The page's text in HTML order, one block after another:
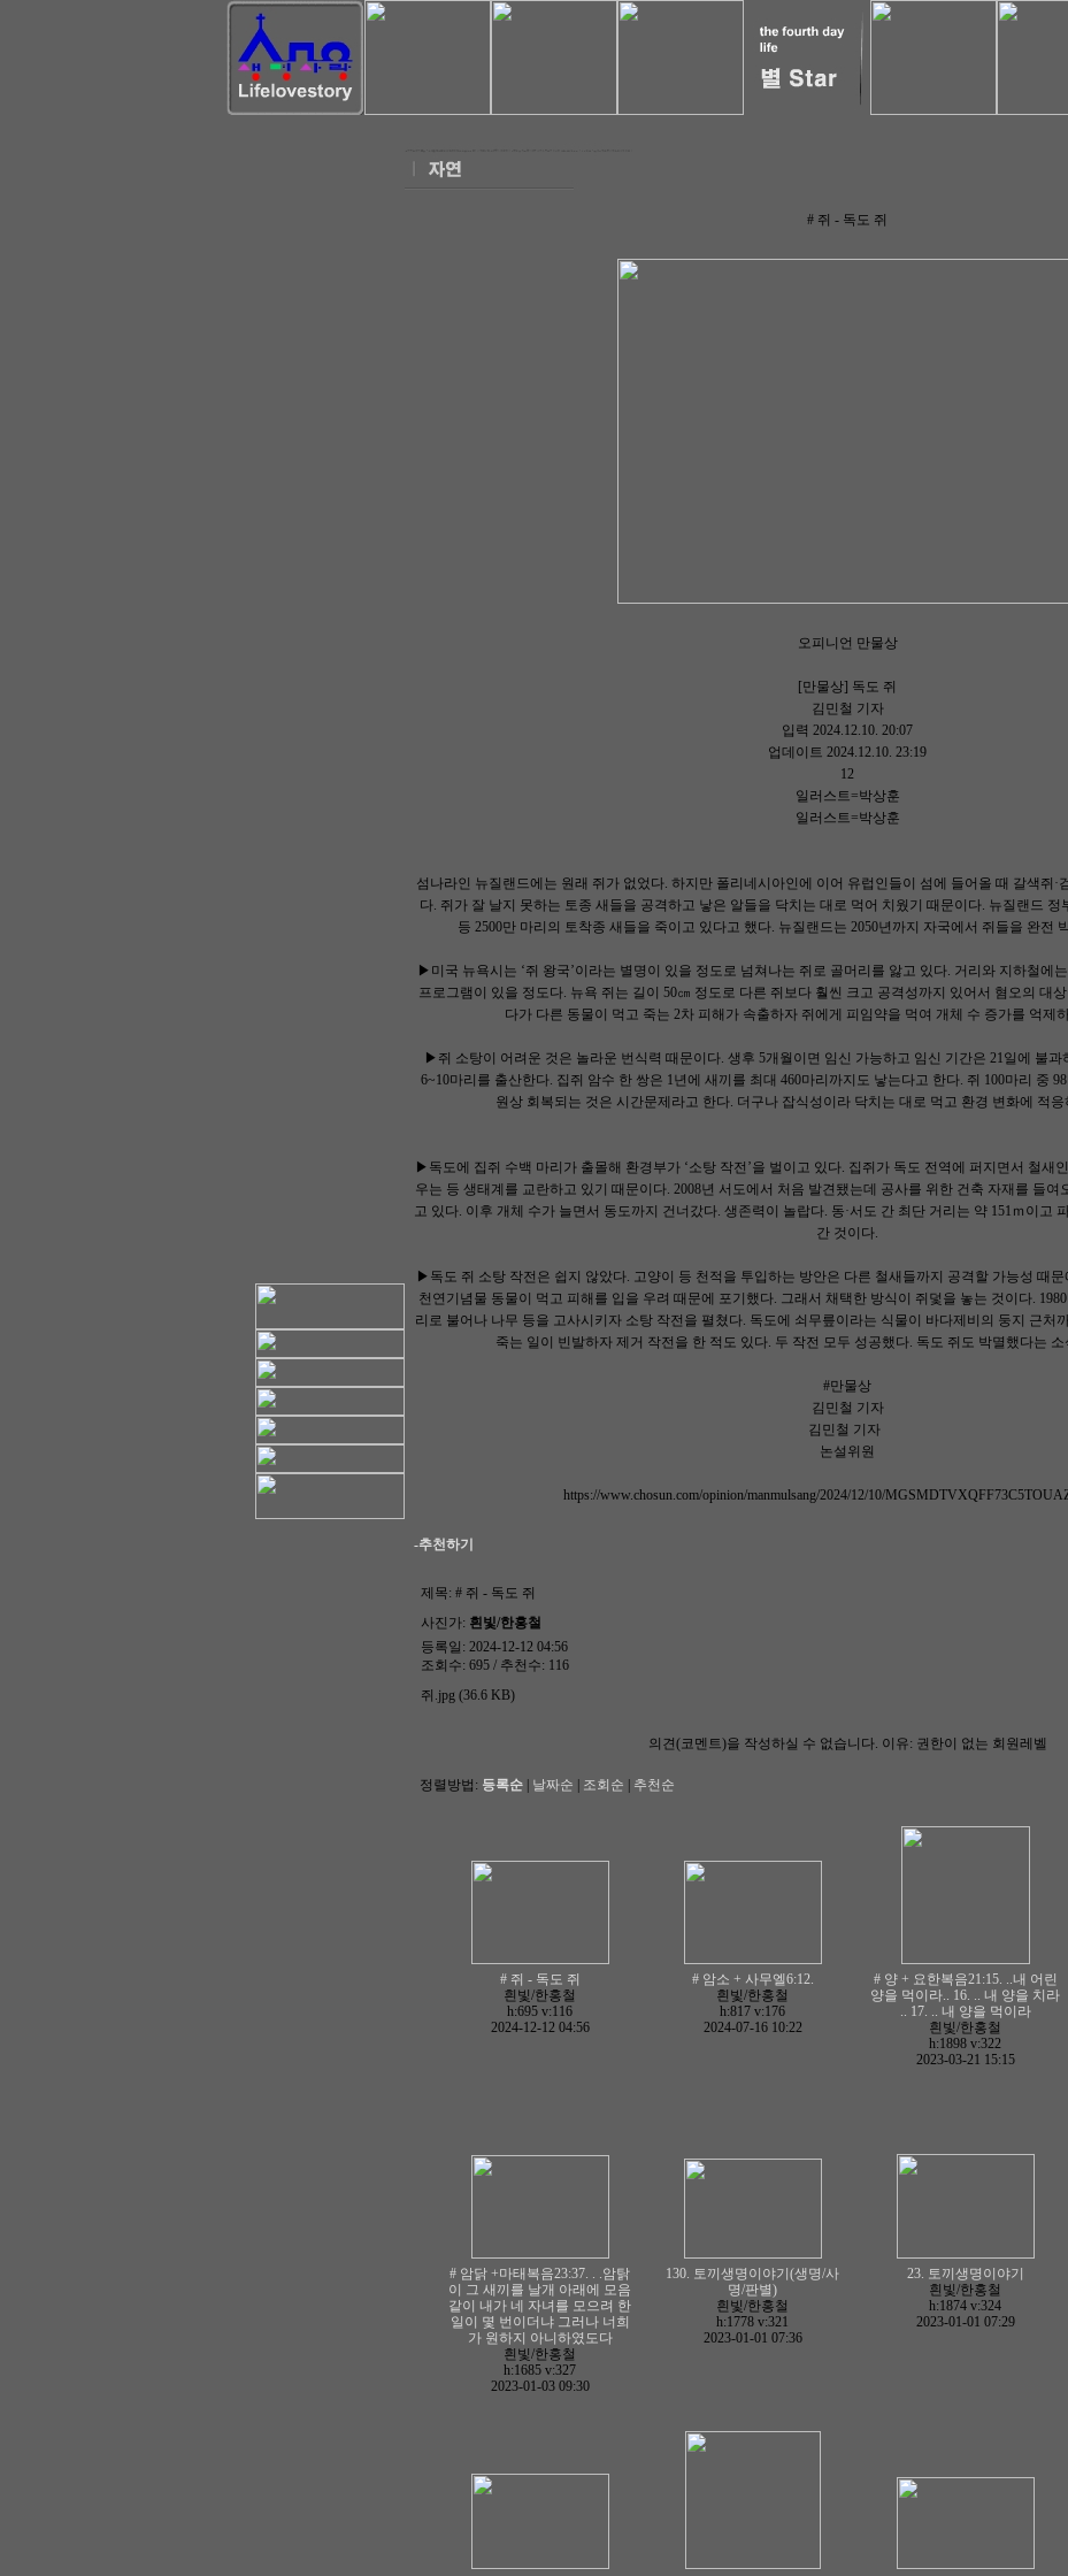
# 쥐 - 독도 쥐
오피니언 만물상
[만물상] 독도 쥐
김민철 기자
입력 2024.12.10. 20:07
업데이트 2024.12.10. 23:19
12
일러스트=박상훈
일러스트=박상훈
섬나라인 뉴질랜드에는 원래 쥐가 없었다. 하지만 폴리네시아인에 이어 유럽인들이 섬에 들어올 때 갈색쥐·
다. 쥐가 잘 날지 못하는 토종 새들을 공격하고 낳은 알들을 닥치는 대로 먹어 치웠기 때문이다. 뉴질랜드 정
등 2500만 마리의 토착종 새들을 죽이고 있다고 했다. 뉴질랜드는 2050년까지 자국에서 쥐들을 완전
▶미국 뉴욕시는 ‘쥐 왕국’이라는 별명이 있을 정도로 넘쳐나는 쥐로 골머리를 앓고 있다. 거리와 지하철에
프로그램이 있을 정도다. 뉴욕 쥐는 길이 50㎝ 정도로 다른 쥐보다 훨씬 크고 공격성까지 있어서 혐오의 대
다가 다른 동물이 먹고 죽는 2차 피해가 속출하자 쥐에게 피임약을 먹여 개체 수 증가를 억제
▶쥐 소탕이 어려운 것은 놀라운 번식력 때문이다. 생후 5개월이면 임신 가능하고 임신 기간은 21일에 불과
6~10마리를 출산한다. 집쥐 암수 한 쌍은 1년에 새끼를 최대 460마리까지도 낳는다고 한다. 쥐 100마리 중
원상 회복되는 것은 시간문제라고 한다. 더구나 잡식성이라 닥치는 대로 먹고 환경 변화에 적
▶독도에 집쥐 수백 마리가 출몰해 환경부가 ‘소탕 작전’을 벌이고 있다. 집쥐가 독도 전역에 퍼지면서 철새
우는 등 생태계를 교란하고 있기 때문이다. 2008년 서도에서 처음 발견됐는데 공사를 위한 건축 자재를 들
고 있다. 이후 개체 수가 늘면서 동도까지 건너갔다. 생존력이 놀랍다. 동·서도 간 최단 거리는 약 151ｍ이고
간 것이다.
▶독도 쥐 소탕 작전은 쉽지 않았다. 고양이 등 천적을 투입하는 방안은 다른 철새들까지 공격할 가능성 때
천연기념물 동물이 먹고 피해를 입을 우려 때문에 포기했다. 그래서 채택한 방식이 쥐덫을 놓는 것이다.
리로 불어나 나무 등을 고사시키자 소탕 작전을 펼쳤다. 독도에 쇠무릎이라는 식물이 바다제비의 둥지 근처
죽는 일이 빈발하자 제거 작전을 한 적도 있다. 두 작전 모두 성공했다. 독도 쥐도 박멸했다는
#만물상
김민철 기자
김민철 기자
논설위원
https://www.chosun.com/opinion/manmulsang/2024/12/10/
-추천하기
제목: # 쥐 - 독도 쥐
사진가: 흰빛/한홍철
등록일: 2024-12-12 04:56
조회수: 695 / 추천수: 116
쥐.jpg (36.6 KB)
의견(코멘트)을 작성하실 수 없습니다. 이유: 권한이 없는 회원레벨
정렬방법: 등록순 날짜순 조회순 추천순
# 쥐 - 독도 쥐
흰빛/한홍철
h:695 v:116
2024-12-12 04:56
# 암소 + 사무엘6:12.
흰빛/한홍철
h:817 v:176
2024-07-16 10:22
# 양 + 요한복음21:15. ..내 어린
양을 먹이라.. 16. .. 내 양을 치라
.. 17. .. 내 양을 먹이라
흰빛/한홍철
h:1898 v:322
2023-03-21 15:15
# 암닭 +마태복음23:37. . .암탉
이 그 새끼를 날개 아래에 모음
같이 내가 네 자녀를 모으려 한
일이 몇 번이더냐 그러나 너희
가 원하지 아니하였도다
흰빛/한홍철
h:1685 v:327
2023-01-03 09:30
130. 토끼생명이야기(생명/사
명/판별)
흰빛/한홍철
h:1778 v:321
2023-01-01 07:36
23. 토끼생명이야기
흰빛/한홍철
h:1874 v:324
2023-01-01 07:29